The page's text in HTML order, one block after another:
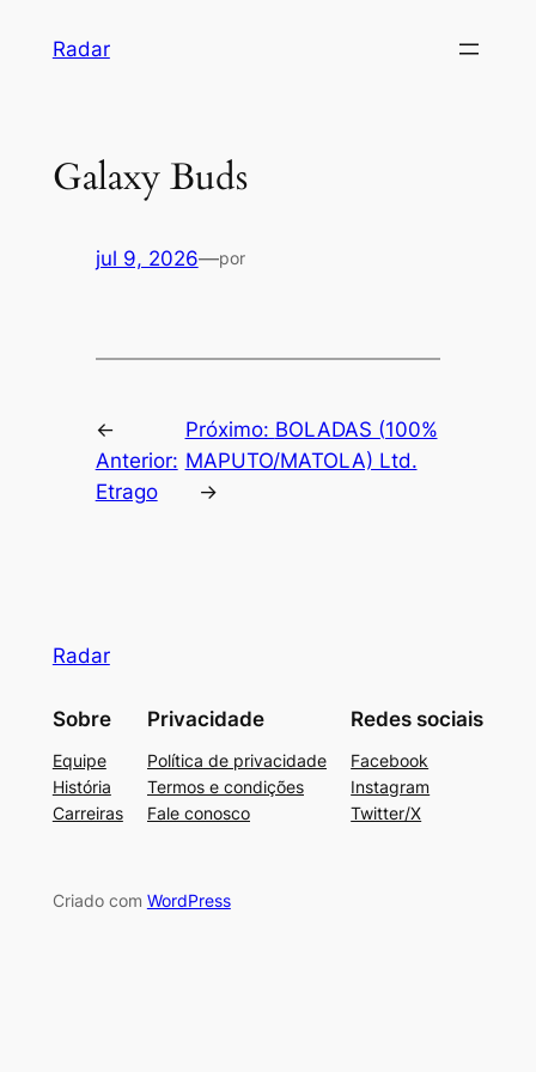
Radar
Galaxy Buds
jul 9, 2026—por
←
Anterior:
Etrago
Próximo: BOLADAS (100%
MAPUTO/MATOLA) Ltd.
→
Radar
Sobre
Equipe
História
Carreiras
Privacidade
Política de privacidade
Termos e condições
Fale conosco
Redes sociais
Facebook
Instagram
Twitter/X
Criado com WordPress